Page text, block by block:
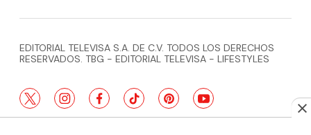
EDITORIAL TELEVISA S.A. DE C.V. TODOS LOS DERECHOS
RESERVADOS. TBG - EDITORIAL TELEVISA - LIFESTYLES
twitterinstagramfacebooktiktokpinterestyoutube